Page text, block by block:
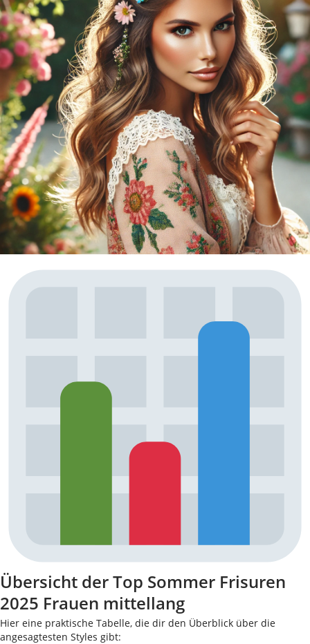
Übersicht der Top Sommer Frisuren
2025 Frauen mittellang
Hier eine praktische Tabelle, die dir den Überblick über die
angesagtesten Styles gibt: